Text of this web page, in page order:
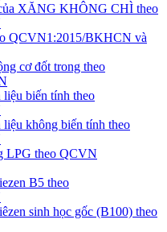
XĂNG KHÔNG CHÌ theo
QCVN1:2015/BKHCN và
cơ đốt trong theo
biến tính theo
không biến tính theo
LPG theo QCVN
B5 theo
sinh học gốc (B100) theo